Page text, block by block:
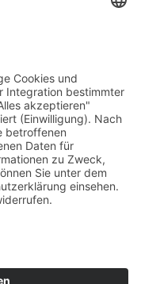
Datenschutz
- Mutmacher.jetzt
154